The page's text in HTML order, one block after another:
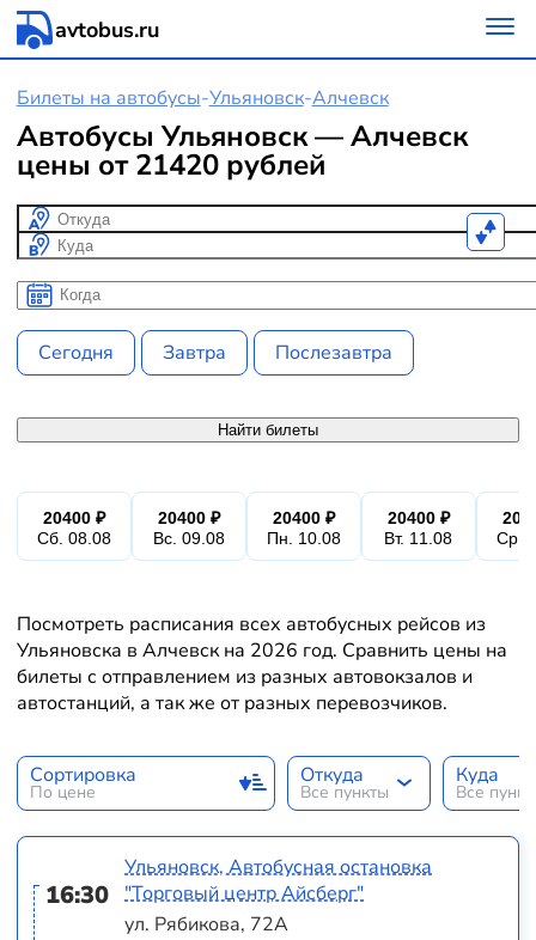
avtobus.ru
Билеты на автобусы-Ульяновск-Алчевск
Автобусы Ульяновск — Алчевск
цены от 21420 рублей
Откуда
Куда
Когда
Когда
Сегодня Завтра Послезавтра
Найти билеты
20400 ₽
Сб. 08.08
20400 ₽
Вс. 09.08
20400 ₽
Пн. 10.08
20400 ₽
Вт. 11.08
Ср.
Посмотреть расписания всех автобусных рейсов из
Ульяновска в Алчевск на 2026 год. Сравнить цены на
билеты с отправлением из разных автовокзалов и
автостанций, а так же от разных перевозчиков.
Сортировка
По цене
Откуда
Все пункты
Куда
Все
16:30
Ульяновск, Автобусная остановка
"Торговый центр Айсберг"
ул. Рябикова, 72А